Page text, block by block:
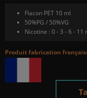
Flacon PET 10 ml
50%PG / 50%VG
Nicotine : 0 - 3 - 6 - 11
Produit fabrication